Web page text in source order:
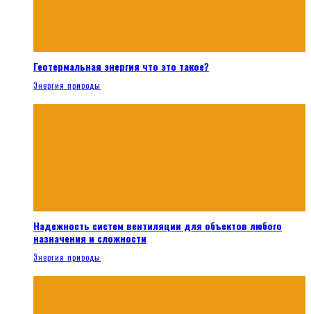
Геотермальная энергия что это такое?
Энергия природы
Надежность систем вентиляции для объектов любого
назначения и сложности
Энергия природы